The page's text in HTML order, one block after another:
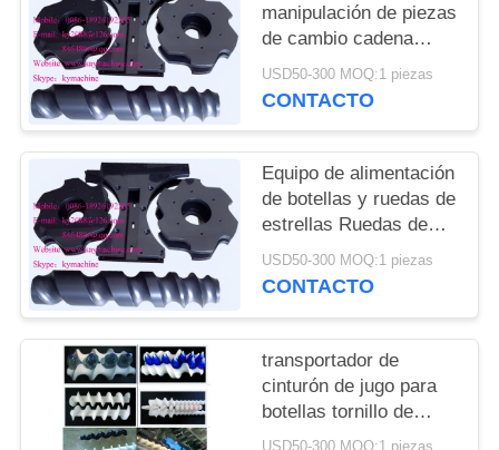
PRIVACY
POLICY
manipulación de piezas
de cambio cadena
transportadora para
cerveza línea de
alimentación China
fabricante
USD50-300 MOQ:1 piezas
CONTACTO
Equipo de alimentación
de botellas y ruedas de
estrellas Ruedas de
estrellas de plástico y
engranajes de plástico
USD50-300 MOQ:1 piezas
CONTACTO
transportador de
cinturón de jugo para
botellas tornillo de
alimentación para